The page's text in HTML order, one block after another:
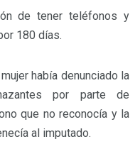
de tener teléfonos y
180 días.
había denunciado la
por parte de
que no reconocía y la
al imputado.